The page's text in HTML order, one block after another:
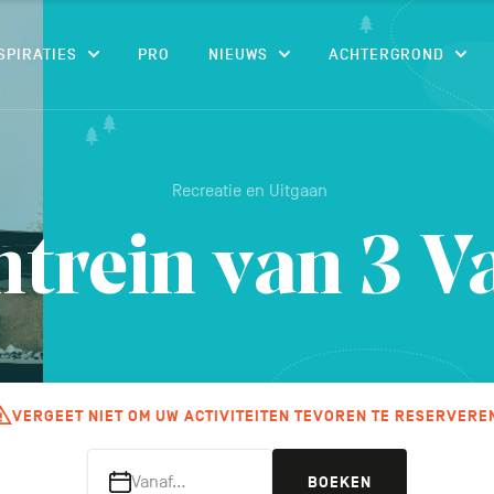
PRO NIEUWS ACHTERGROND
Recreatie en Uitgaan
van 3
VERGEET NIET OM UW ACTIVITEITEN TEVOREN TE
Vanaf… BOEKEN